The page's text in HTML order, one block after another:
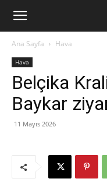
Ana Sayfa Hava
Hava
Belçika
Baykar
11 Mayıs 2026